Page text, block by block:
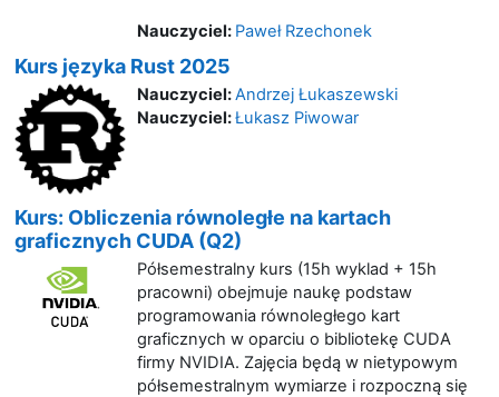
Nauczyciel: Paweł Rzechonek
Kurs języka Rust 2025
Nauczyciel:Andrzej Łukaszewski
Nauczyciel:Łukasz Piwowar
Kurs: Obliczenia równoległe na kartach
graficznych CUDA (Q2)
Półsemestralny kurs (15h wyklad + 15h
pracowni) obejmuje naukę podstaw
programowania równoległego kart
graficznych w oparciu o bibliotekę CUDA
firmy NVIDIA. Zajęcia będą w nietypowym
półsemestralnym wymiarze i rozpoczną się